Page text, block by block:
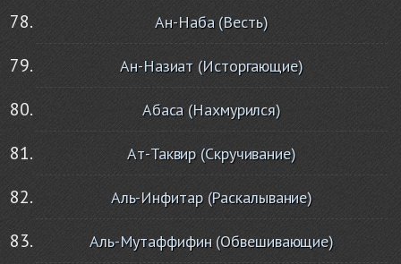
Ан-Наба (Весть)
Ан-Назиат (Исторгающие)
Абаса (Нахмурился)
Ат-Таквир (Скручивание)
Аль-Инфитар (Раскалывание)
Аль-Мутаффифин (Обвешивающие)